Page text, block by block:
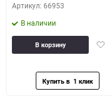
Артикул: 66953
В наличии
В корзину